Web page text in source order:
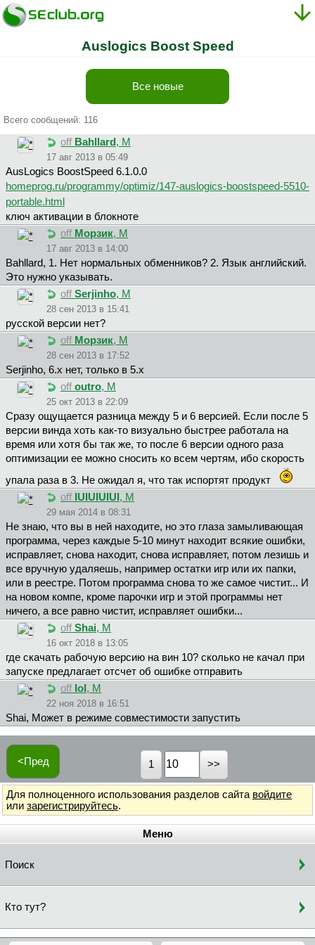
Auslogics Boost Speed
Все новые
Всего сообщений: 116
off Bahllard, М
17 авг 2013 в 05:49
AusLogics BoostSpeed 6.1.0.0
homeprog.ru/programmy/optimiz/147-auslogics-boostspeed-5510-
portable.html
ключ активации в блокноте
off Морзик, М
17 авг 2013 в 14:00
Bahllard, 1. Нет нормальных обменников? 2. Язык английский.
Это нужно указывать.
off Serjinho, М
28 сен 2013 в 15:41
русской версии нет?
off Морзик, М
28 сен 2013 в 17:52
Serjinho, 6.х нет, только в 5.х
off outro, М
25 окт 2013 в 22:09
Сразу ощущается разница между 5 и 6 версией. Если после 5
версии винда хоть как-то визуально быстрее работала на
время или хотя бы так же, то после 6 версии одного раза
оптимизации ее можно сносить ко всем чертям, ибо скорость
упала раза в 3. Не ожидал я, что так испортят продукт
off IUIUIUIUI , М
29 мая 2014 в 08:31
Не знаю, что вы в ней находите, но это глаза замыливающая
программа, через каждые 5-10 минут находит всякие ошибки,
исправляет, снова находит, снова исправляет, потом лезишь и
все вручную удаляешь, например остатки игр или их папки,
или в реестре. Потом программа снова то же самое чистит... И
на новом компе, кроме парочки игр и этой программы нет
ничего, а все равно чистит, исправляет ошибки...
off Shai, М
16 окт 2018 в 13:05
где скачать рабочую версию на вин 10? сколько не качал при
запуске предлагает отсчет об ошибке отправить
off IoI , М
22 ноя 2018 в 16:51
Shai, Может в режиме совместимости запустить
<Пред 1
Для полноценного использования разделов сайта войдите
или зарегистрируйтесь.
Меню
Поиск
Кто тут?